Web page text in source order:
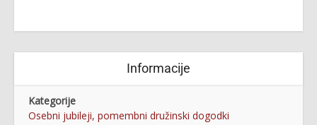
Informacije
Kategorije
Osebni jubileji, pomembni družinski dogodki